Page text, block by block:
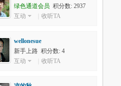
绿色通道会员 积分数: 2937
互动
收听TA
wellonesue
新手上路 积分数: 4
互动
收听TA